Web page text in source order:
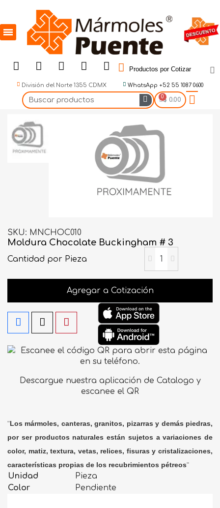
Productos por Cotizar
División del Norte 1355 CDMX WhatsApp +52 55 1087 0600
$ 0.00
SKU MNCHOC010
Moldura Chocolate Buckingham # 3
Cantidad por Pieza
Agregar a Cotización
Descargue nuestra aplicación de Catalogo y
escanee el QR
"Los mármoles, canteras, granitos, pizarras y demás piedras,
por ser productos naturales están sujetos a variaciones de
color, matiz, textura, vetas, relices, fisuras y cristalizaciones,
características propias de los recubrimientos pétreos"
Unidad
Pieza
Color
Pendiente